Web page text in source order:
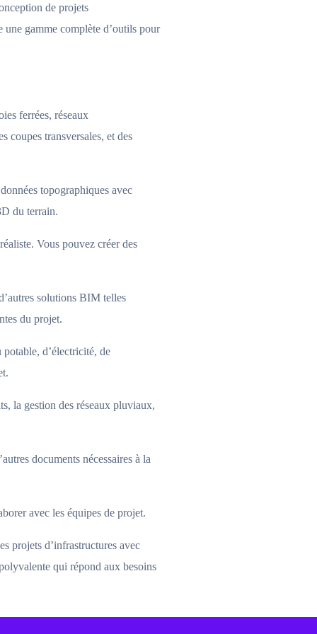
de projets
gamme complète d’outils pour
ferrées, réseaux
coupes transversales, et des
topographiques avec
du terrain.
Vous pouvez créer des
solutions BIM telles
du projet.
d’électricité, de
la gestion des réseaux pluviaux,
documents nécessaires à la
avec les équipes de projet.
projets d’infrastructures avec
qui répond aux besoins